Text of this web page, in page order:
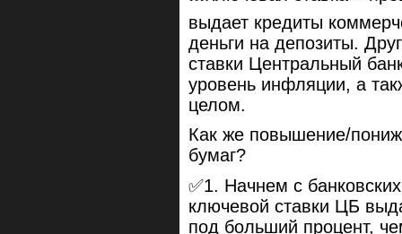
выдает кредиты
деньги на депозиты.
ставки Центральный
уровень инфляции, а
целом.
Как же повышение/
бумаг?
✅1. Начнем с
ключевой ставки ЦБ
под больший процент,